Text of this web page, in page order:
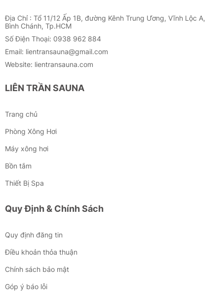
Địa Chỉ : Tổ 11/12 Ấp 1B, đường Kênh Trung Ương, Vĩnh Lộc A,
Bình Chánh, Tp.HCM
Số Điện Thoại: 0938 962 884
Email: lientransauna@gmail.com
Website: lientransauna.com
LIÊN TRẦN SAUNA
Trang chủ
Phòng Xông Hơi
Máy xông hơi
Bồn tắm
Thiết Bị Spa
Quy Định & Chính Sách
Quy định đăng tin
Điều khoản thỏa thuận
Chính sách bảo mật
Góp ý báo lỗi